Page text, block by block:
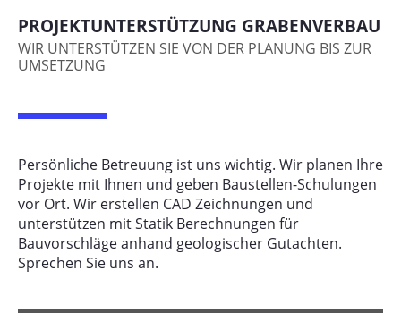
PROJEKTUNTERSTÜTZUNG GRABENVERBAU
WIR UNTERSTÜTZEN SIE VON DER PLANUNG BIS ZUR
UMSETZUNG
Persönliche Betreuung ist uns wichtig. Wir planen Ihre
Projekte mit Ihnen und geben Baustellen-Schulungen
vor Ort. Wir erstellen CAD Zeichnungen und
unterstützen mit Statik Berechnungen für
Bauvorschläge anhand geologischer Gutachten.
Sprechen Sie uns an.